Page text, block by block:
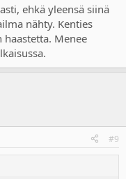
ehkä yleensä siinä
nähty. Kenties
haastetta. Menee
#9